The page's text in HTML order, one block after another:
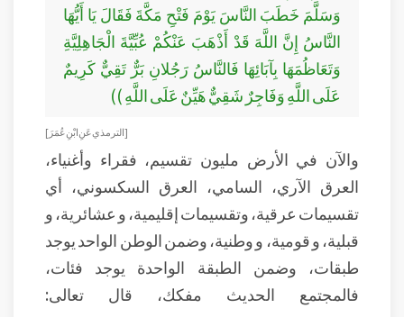
وَسَلَّمَ خَطَبَ النَّاسَ يَوْمَ فَتْحِ مَكَّةَ فَقَالَ يَا أَيُّهَا
النَّاسُ إِنَّ اللَّهَ قَدْ أَذْهَبَ عَنْكُمْ عُبِّيَّةَ الْجَاهِلِيَّةِ
وَتَعَاظُمَهَا بِآبَائِهَا فَالنَّاسُ رَجُلانِ بَرٌّ تَقِيٌّ كَرِيمٌ
عَلَى اللَّهِ وَفَاجِرٌ شَقِيٌّ هَيِّنٌ عَلَى اللَّهِ ))
[الترمذي عَنِ ابْنِ عُمَرَ]
والآن في الأرض مليون تقسيم، فقراء وأغنياء،
العرق الآري، السامي، العرق السكسوني، أي
تقسيمات عرقية، وتقسيمات إقليمية، و عشائرية، و
قبلية، و قومية، و وطنية، وضمن الوطن الواحد يوجد
طبقات، وضمن الطبقة الواحدة يوجد فئات،
فالمجتمع الحديث مفكك، قال تعالى: